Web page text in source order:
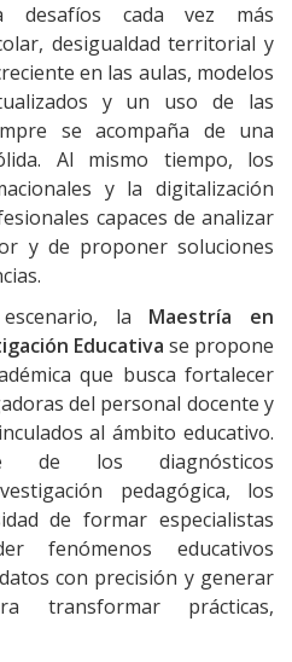
desafíos cada vez más
desigualdad territorial y
en las aulas, modelos
y un uso de las
se acompaña de una
Al mismo tiempo, los
y la digitalización
capaces de analizar
y de proponer soluciones
la Maestría en
Educativa se propone
que busca fortalecer
del personal docente y
al ámbito educativo.
de los diagnósticos
pedagógica, los
de formar especialistas
fenómenos educativos
con precisión y generar
transformar prácticas,